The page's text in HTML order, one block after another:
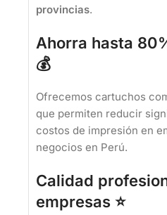
provincias.
Ahorra hasta
💰
Ofrecemos cartuchos
que permiten reducir
costos de impresión en
negocios en Perú.
Calidad
empresas ⭐